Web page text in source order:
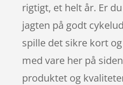
rigtigt, et helt år. Er
jagten på godt
spille det sikre kort
med vare her på
produktet og